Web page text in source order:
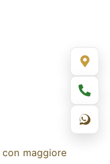
maggiore